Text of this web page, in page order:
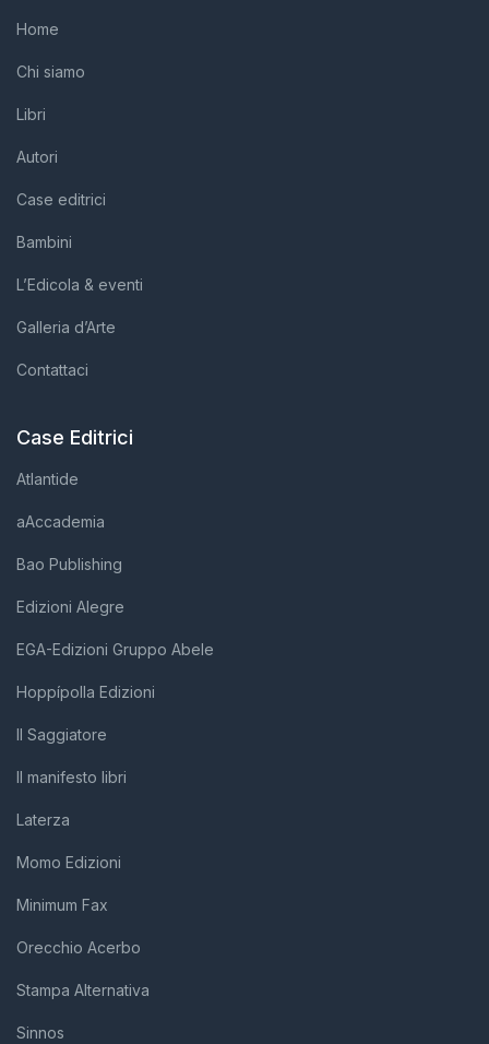
Home
Chi siamo
Libri
Autori
Case editrici
Bambini
L’Edicola & eventi
Galleria d’Arte
Contattaci
Case Editrici
Atlantide
aAccademia
Bao Publishing
Edizioni Alegre
EGA-Edizioni Gruppo Abele
Hoppípolla Edizioni
Il Saggiatore
Il manifesto libri
Laterza
Momo Edizioni
Minimum Fax
Orecchio Acerbo
Stampa Alternativa
Sinnos